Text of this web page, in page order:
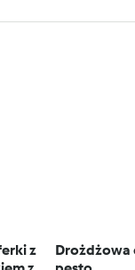
z
Drożdżowa